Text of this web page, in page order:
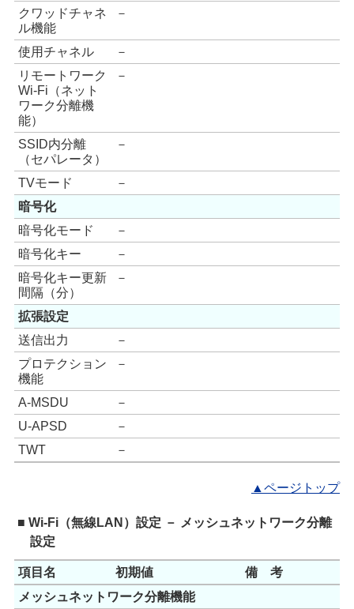
クワッドチャネ
ル機能
－
使用チャネル
－
リモートワーク
Wi-Fi（ネット
ワーク分離機
能）
－
SSID内分離
（セパレータ）
－
TVモード
－
暗号化
暗号化モード
－
暗号化キー
－
暗号化キー更新
間隔（分）
－
拡張設定
送信出力
－
プロテクション
機能
－
A-MSDU
－
U-APSD
－
TWT
－
▲ページトップ
■ Wi-Fi（無線LAN）設定 － メッシュネットワーク分離
設定
項目名 初期値
備 考
メッシュネットワーク分離機能